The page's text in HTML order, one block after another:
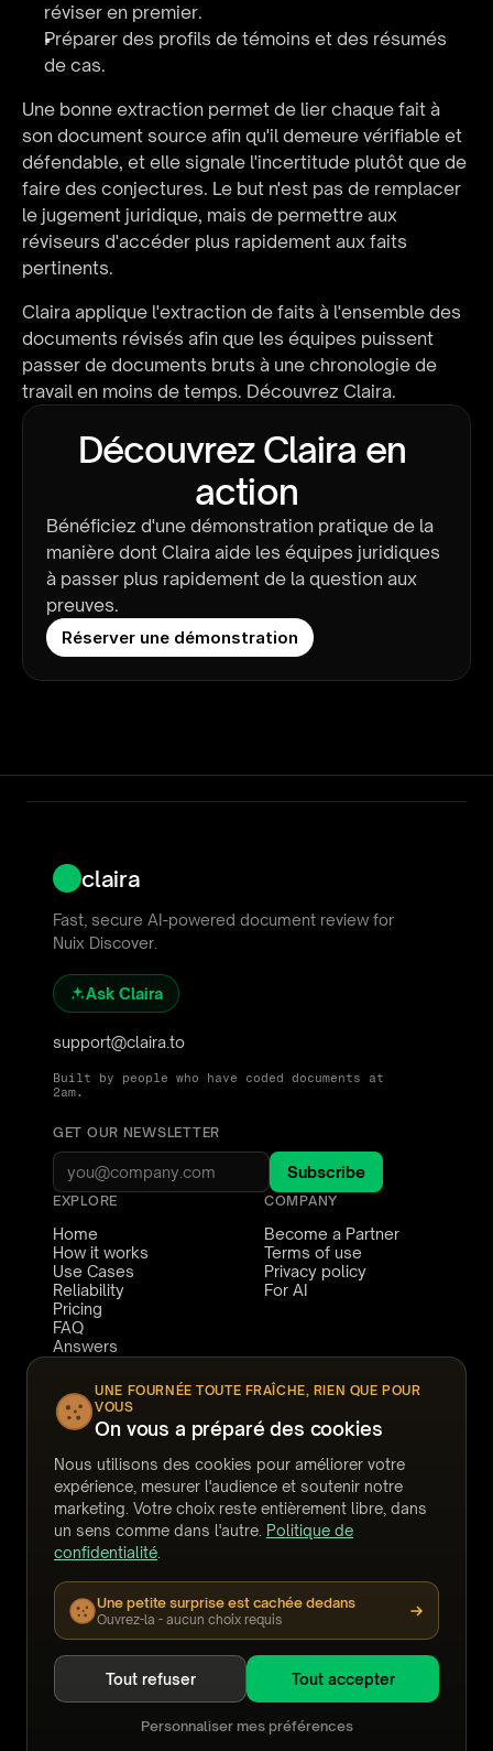
réviser en premier.
Préparer des profils de témoins et des résumés
de cas.
Une bonne extraction permet de lier chaque fait à
son document source afin qu'il demeure vérifiable et
défendable, et elle signale l'incertitude plutôt que de
faire des conjectures. Le but n'est pas de remplacer
le jugement juridique, mais de permettre aux
réviseurs d'accéder plus rapidement aux faits
pertinents.
Claira applique l'extraction de faits à l'ensemble des
documents révisés afin que les équipes puissent
passer de documents bruts à une chronologie de
travail en moins de temps. Découvrez Claira.
Découvrez Claira en
action
Bénéficiez d'une démonstration pratique de la
manière dont Claira aide les équipes juridiques
à passer plus rapidement de la question aux
preuves.
Réserver une démonstration
claira
Fast, secure AI-powered document review for
Nuix Discover.
Ask Claira
support@claira.to
Built by people who have coded documents at
2am.
GET OUR NEWSLETTER
Subscribe
EXPLORE
Home
How it works
Use Cases
Reliability
Pricing
FAQ
Answers
Watch demos
Webinars
Stories
COMPANY
Become a Partner
Terms of use
Privacy policy
For AI
CONNECT
Book a demo
Support
LinkedIn
YouTube
COMPARE TO
Relativity
Reveal
eDiscoveryAI
Harvey
Everlaw
Casepoint
©2026Noticia Solutions Inc.All rights reserved.·Nuix
and Nuix Discover are trademarks of their respective
UNE FOURNÉE TOUTE FRAÎCHE, RIEN QUE POUR
VOUS
On vous a préparé des cookies
Nous utilisons des cookies pour améliorer votre
expérience, mesurer l'audience et soutenir notre
marketing. Votre choix reste entièrement libre, dans
un sens comme dans l'autre. Politique de
confidentialité
Une petite surprise est cachée dedans
Ouvrez-la - aucun choix requis
Tout refuser Tout accepter
Personnaliser mes préférences